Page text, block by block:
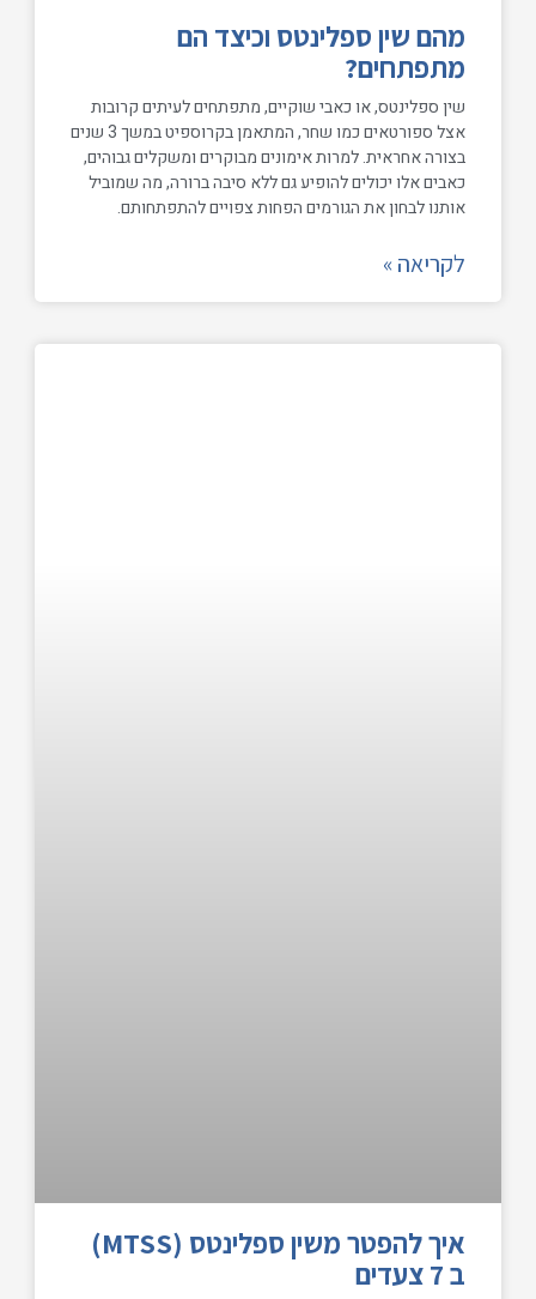
מהם שין ספלינטס וכיצד הם
מתפתחים?
שין ספלינטס, או כאבי שוקיים, מתפתחים לעיתים קרובות
אצל ספורטאים כמו שחר, המתאמן בקרוספיט במשך 3 שנים
בצורה אחראית. למרות אימונים מבוקרים ומשקלים גבוהים,
כאבים אלו יכולים להופיע גם ללא סיבה ברורה, מה שמוביל
אותנו לבחון את הגורמים הפחות צפויים להתפתחותם.
לקריאה »
איך להפטר משין ספלינטס (MTSS)
ב 7 צעדים